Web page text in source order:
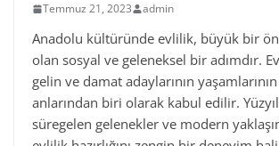
Temmuz 21, 2023 admin
Anadolu kültüründe evlilik, büyük bir
olan sosyal ve geleneksel bir adımdır.
gelin ve damat adaylarının
anlarından biri olarak kabul edilir.
süregelen gelenekler ve modern